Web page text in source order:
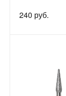
240 руб.